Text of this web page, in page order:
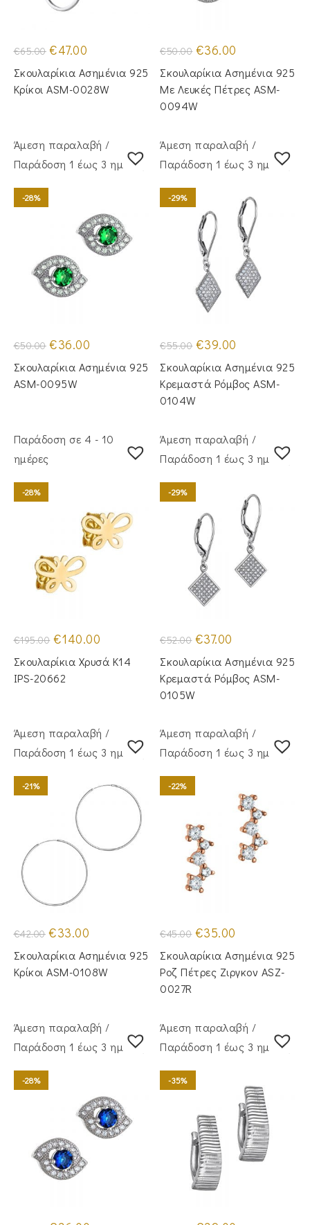
€65.00 Original
price
was:
€65.00.
€47.00
τιμή
είναι:
€47.00.
Σκουλαρίκια Ασημένια 925
Κρίκοι ASM-0028W
€50.00 Original
price
was:
€50.00.
€36.00
τιμή
είναι:
€36.00.
Σκουλαρίκια Ασημένια 925
Με Λευκές Πέτρες ASM-
0094W
Άμεση παραλαβή /
Παράδoση 1 έως 3 ημέρες
-28%
€50.00 Original
price
was:
€50.00.
€36.00
τιμή
είναι:
Σκουλαρίκια Ασημένια 925
ASM-0095W
Άμεση παραλαβή /
Παράδoση 1 έως 3 ημέρες
-29%
€55.00 Original
price
was:
€55.00.
€39.00
τιμή
είναι:
€39.00.
Σκουλαρίκια Ασημένια 925
Κρεμαστά Ρόμβος ASM-
0104W
Παράδοση σε 4 - 10
ημέρες
-28%
€195.00 Original
price
was:
€195.00.
€140.00
τιμή
είναι:
Σκουλαρίκια Χρυσά Κ14
IPS-20662
Άμεση παραλαβή /
Παράδoση 1 έως 3 ημέρες
-29%
€52.00 Original
price
was:
€52.00.
€37.00
είναι:
€37.00.
Σκουλαρίκια Ασημένια 925
Κρεμαστά Ρόμβος ASM-
0105W
Άμεση παραλαβή /
Παράδoση 1 έως 3 ημέρες
-21%
€42.00 Original
price
was:
€42.00.
€33.00
τιμή
είναι:
€33.00.
Σκουλαρίκια Ασημένια 925
Κρίκοι ASM-0108W
Άμεση παραλαβή /
Παράδoση 1 έως 3 ημέρες
-22%
€45.00 Original
price
was:
€45.00.
€35.00
τιμή
είναι:
€35.00.
Σκουλαρίκια Ασημένια 925
Ροζ Πέτρες Ζιργκον ASZ-
0027R
Άμεση παραλαβή /
Παράδoση 1 έως 3 ημέρες
-28%
Άμεση παραλαβή /
Παράδoση 1 έως 3 ημέρες
-35%